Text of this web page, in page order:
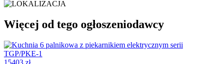
Więcej od tego ogłoszeniodawcy
15403 zł